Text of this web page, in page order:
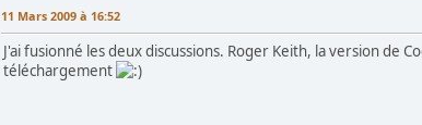
11 Mars 2009 à 16:52
J'ai fusionné les deux discussions. Roger Keith, la version de
téléchargement